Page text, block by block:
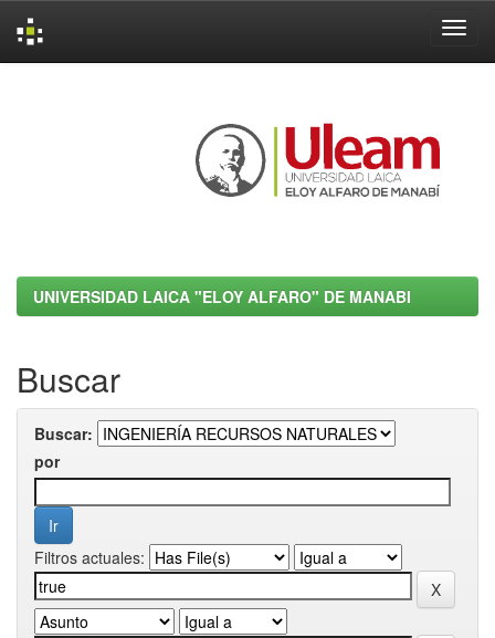
UNIVERSIDAD LAICA "ELOY ALFARO" DE MANABI
Buscar
Buscar:
por
Filtros actuales: